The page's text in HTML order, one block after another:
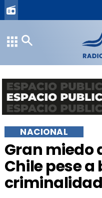
Gran miedo
Chile pese a
criminalidad
NACIONAL